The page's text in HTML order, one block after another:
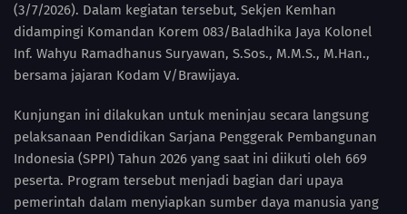
(3/7/2026). Dalam kegiatan tersebut, Sekjen Kemhan
didampingi Komandan Korem 083/Baladhika Jaya Kolonel
Inf. Wahyu Ramadhanus Suryawan, S.Sos., M.M.S., M.Han.,
bersama jajaran Kodam V/Brawijaya.
Kunjungan ini dilakukan untuk meninjau secara langsung
pelaksanaan Pendidikan Sarjana Penggerak Pembangunan
Indonesia (SPPI) Tahun 2026 yang saat ini diikuti oleh 669
peserta. Program tersebut menjadi bagian dari upaya
pemerintah dalam menyiapkan sumber daya manusia yang